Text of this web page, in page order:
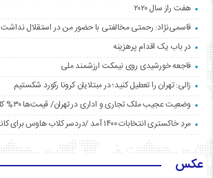
هفت راز سال ۲۰۲۰
قاسمی‌نژاد: رحمتی مخالفتی با حضور من در استقلال نداشت
در باب یک اقدام پرهزینه
فاجعه خورشیدی روی نیمکت ارزشمند ملی
زالی: تهران را تعطیل کنید؛ در مبتلایان کرونا رکورد شکستیم
وضعیت عجیب ملک تجاری و اداری در تهران/ قیمت‌ها ۳۰% کاهش یافت
مردِ خاکستری انتخابات ۱۴۰۰ آمد /دردسر کلاب هاوس برای کاندیداها
عکس